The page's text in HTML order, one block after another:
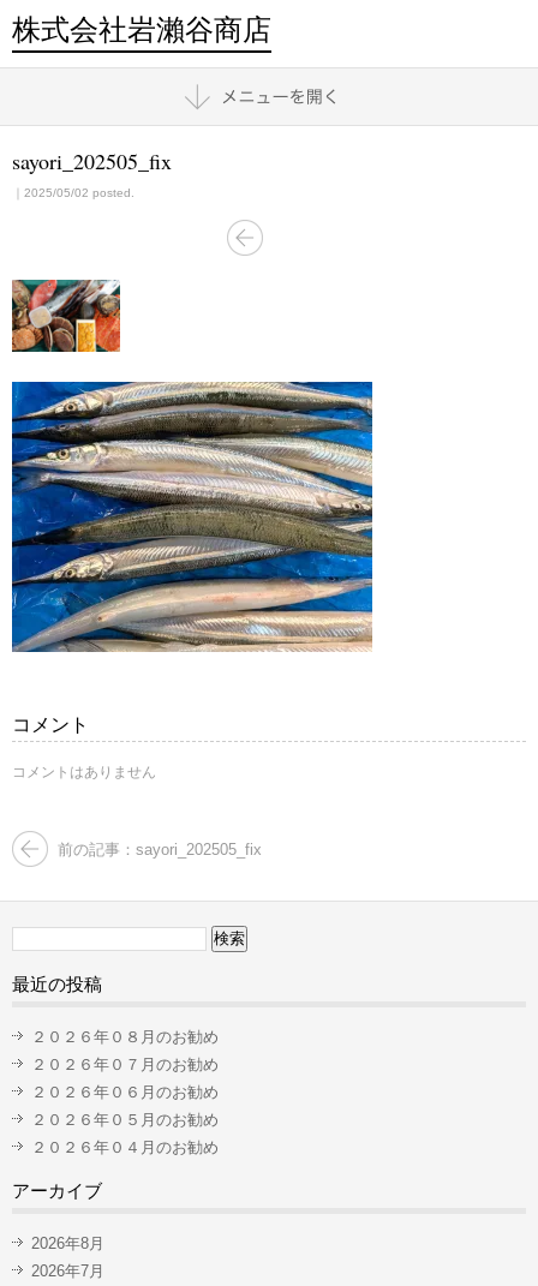
株式会社岩瀨谷商店
sayori_202505_fix
｜2025/05/02 posted.
コメント
コメントはありません
前の記事：sayori_202505_fix
最近の投稿
２０２６年０８月のお勧め
２０２６年０７月のお勧め
２０２６年０６月のお勧め
２０２６年０５月のお勧め
２０２６年０４月のお勧め
アーカイブ
2026年8月
2026年7月